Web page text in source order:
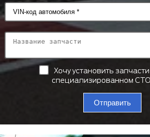
Хочу установить
специализированном СТО
Отправить